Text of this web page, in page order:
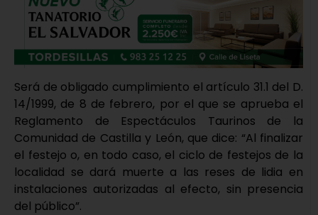
Será de obligado cumplimiento el artículo 31.1 del D.
14/1999, de 8 de febrero, por el que se aprueba el
Reglamento de Espectáculos Taurinos de la
Comunidad de Castilla y León, que dice: “Al finalizar
el festejo o, en todo caso, el ciclo de festejos de la
localidad se dará muerte a las reses de lidia en
instalaciones autorizadas al efecto, sin presencia
del público”.